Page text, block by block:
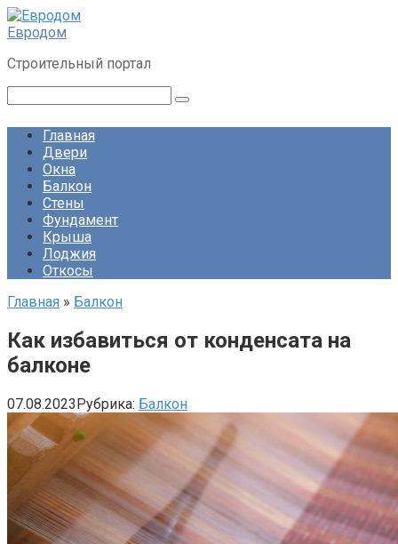
Перейти
к
Евродом
Строительный портал
Главная
Двери
Окна
Балкон
Стены
Фундамент
Крыша
Лоджия
Откосы
Главная » Балкон
Как избавиться от конденсата на
балконе
07.08.2023Рубрика: Балкон